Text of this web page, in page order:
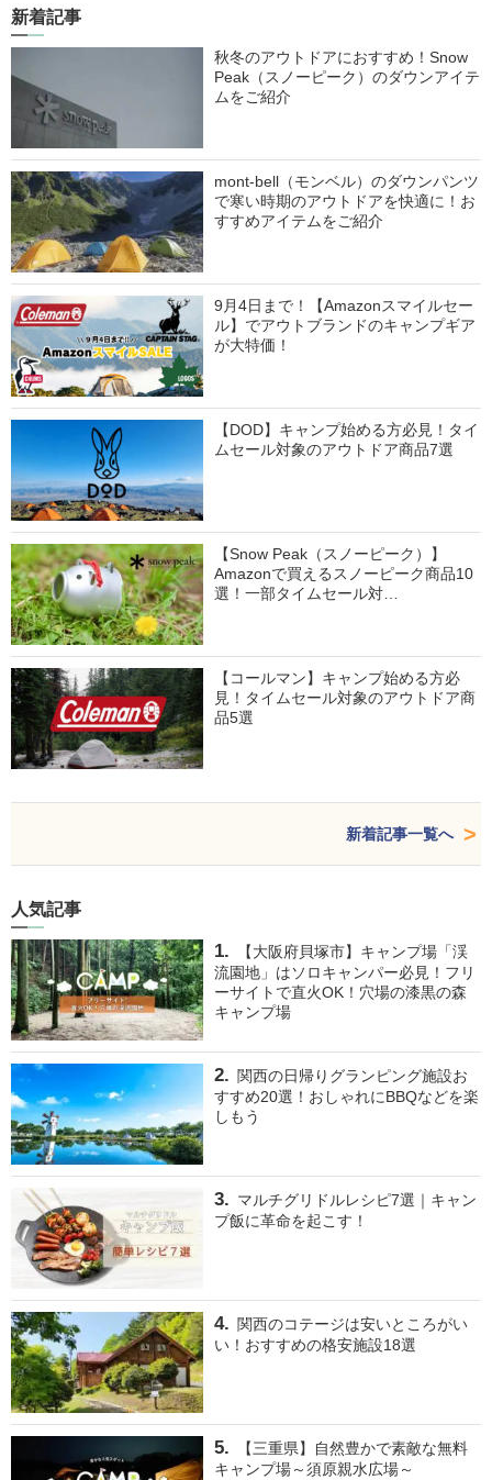
新着記事
秋冬のアウトドアにおすすめ！Snow
Peak（スノーピーク）のダウンアイテ
ムをご紹介
mont-bell（モンベル）のダウンパンツ
で寒い時期のアウトドアを快適に！お
すすめアイテムをご紹介
9月4日まで！【Amazonスマイルセー
ル】でアウトブランドのキャンプギア
が大特価！
【DOD】キャンプ始める方必見！タイ
ムセール対象のアウトドア商品7選
【Snow Peak（スノーピーク）】
Amazonで買えるスノーピーク商品10
選！一部タイムセール対…
【コールマン】キャンプ始める方必
見！タイムセール対象のアウトドア商
品5選
新着記事一覧へ
人気記事
【大阪府貝塚市】キャンプ場「渓
流園地」はソロキャンパー必見！フリ
ーサイトで直火OK！穴場の漆黒の森
キャンプ場
関西の日帰りグランピング施設お
すすめ20選！おしゃれにBBQなどを楽
しもう
マルチグリドルレシピ7選｜キャン
プ飯に革命を起こす！
関西のコテージは安いところがい
い！おすすめの格安施設18選
【三重県】自然豊かで素敵な無料
キャンプ場～須原親水広場～